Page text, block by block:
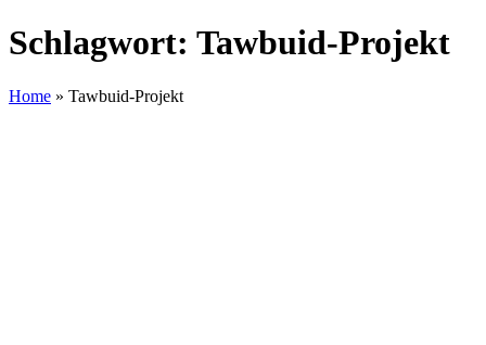
Schlagwort: Tawbuid-Projekt
Home » Tawbuid-Projekt